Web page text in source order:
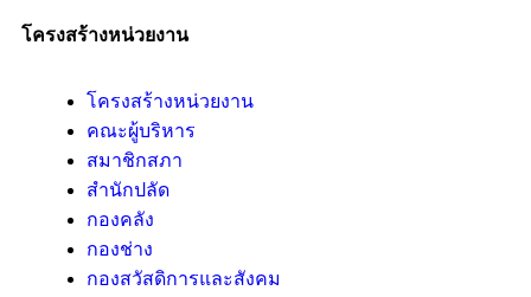
โครงสร้างหน่วยงาน
โครงสร้างหน่วยงาน
คณะผู้บริหาร
สมาชิกสภา
สำนักปลัด
กองคลัง
กองช่าง
กองสวัสดิการและสังคม